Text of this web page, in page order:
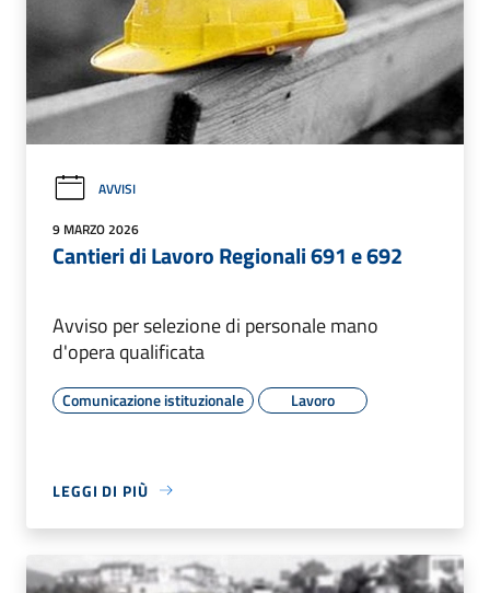
AVVISI
9 MARZO 2026
Cantieri di Lavoro Regionali 691 e 692
Avviso per selezione di personale mano
d'opera qualificata
Comunicazione istituzionale Lavoro
LEGGI DI PIÙ